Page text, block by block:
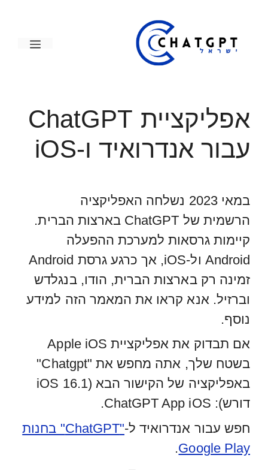
תפריט
אפליקציית ChatGPT
עבור אנדרואיד ו-iOS
במאי 2023 נשלחה האפליקציה
הרשמית של ChatGPT בארצות הברית.
קיימות גרסאות למערכת ההפעלה
Android ול-iOS, אך כרגע גרסת Android
זמינה רק בארצות הברית, הודו, בנגלדש
וברזיל. אנא קראו את המאמר הזה למידע
נוסף.
אם תבדוק את אפליקציית Apple iOS
בשטח שלך, אתה מחפש את "Chatgpt"
באפליקציה של הקישור הבא (iOS 16.1
דורש): ChatGPT App iOS.
חפש עבור אנדרואיד ל-
"ChatGPT" בחנות
Google Play
.